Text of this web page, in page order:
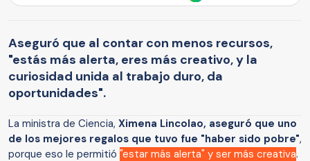
Aseguró que al contar con menos recursos,
"estás más alerta, eres más creativo, y la
curiosidad unida al trabajo duro, da
oportunidades".
La ministra de Ciencia, Ximena Lincolao, aseguró que uno
de los mejores regalos que tuvo fue "haber sido pobre",
porque eso le permitió "estar más alerta" y ser más creativa.